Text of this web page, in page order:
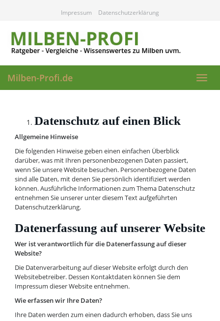
content
Impressum Datenschutzerklärung
Milben-Profi.de
Datenschutz auf einen Blick
Allgemeine Hinweise
Die folgenden Hinweise geben einen einfachen Überblick
darüber, was mit Ihren personenbezogenen Daten passiert,
wenn Sie unsere Website besuchen. Personenbezogene Daten
sind alle Daten, mit denen Sie persönlich identifiziert werden
können. Ausführliche Informationen zum Thema Datenschutz
entnehmen Sie unserer unter diesem Text aufgeführten
Datenschutzerklärung.
Datenerfassung auf unserer Website
Wer ist verantwortlich für die Datenerfassung auf dieser
Website?
Die Datenverarbeitung auf dieser Website erfolgt durch den
Websitebetreiber. Dessen Kontaktdaten können Sie dem
Impressum dieser Website entnehmen.
Wie erfassen wir Ihre Daten?
Ihre Daten werden zum einen dadurch erhoben, dass Sie uns